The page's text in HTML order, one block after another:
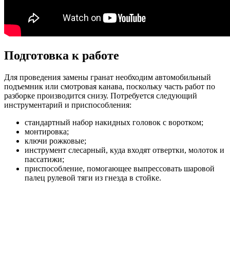
Подготовка к работе
Для проведения замены гранат необходим автомобильный
подъемник или смотровая канава, поскольку часть работ по
разборке производится снизу. Потребуется следующий
инструментарий и приспособления:
стандартный набор накидных головок с воротком;
монтировка;
ключи рожковые;
инструмент слесарный, куда входят отвертки, молоток и
пассатижи;
приспособление, помогающее выпрессовать шаровой
палец рулевой тяги из гнезда в стойке.